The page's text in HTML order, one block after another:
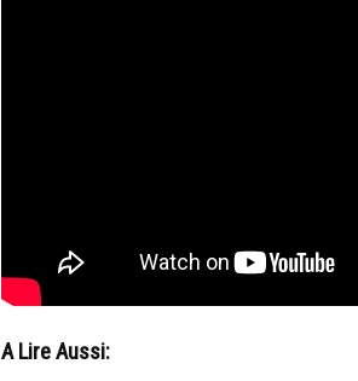
A Lire Aussi: